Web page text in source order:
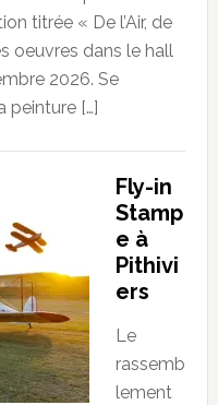
titrée « De l’Air, de
oeuvres dans le hall
2026. Se
peinture […]
Fly-in
Stamp
e à
Pithivi
ers
Le
rassemb
lement